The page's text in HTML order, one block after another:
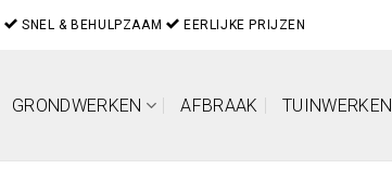
SNEL & BEHULPZAAM EERLIJKE PRIJZEN
GRONDWERKEN AFBRAAK TUINWERKEN